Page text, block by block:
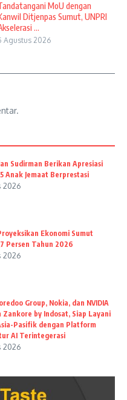
MoU dengan
Ditjenpas Sumut, UNPRI
...
Agustus 2026
Sudirman Berikan Apresiasi
Anak Jemaat Berprestasi
2026
Ekonomi Sumut
Persen Tahun 2026
2026
Group, Nokia, dan NVIDIA
Zankore by Indosat, Siap Layani
Pasifik dengan Platform
AI Terintegerasi
2026